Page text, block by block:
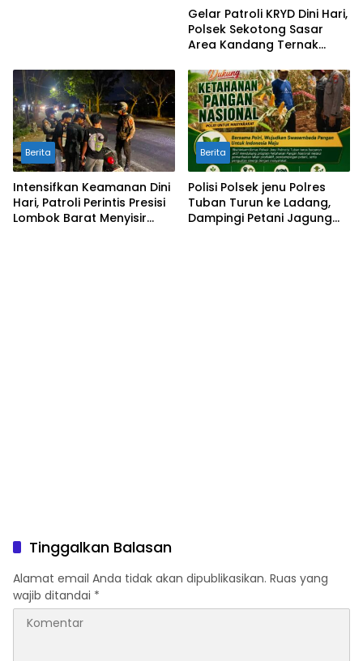
Gelar Patroli KRYD Dini Hari,
Polsek Sekotong Sasar
Area Kandang Ternak
Berita
Intensifkan Keamanan Dini
Hari, Patroli Perintis Presisi
Lombok Barat Menyisir
Berita
Polisi Polsek jenu Polres
Tuban Turun ke Ladang,
Dampingi Petani Jagung
Tinggalkan Balasan
Alamat email Anda tidak akan dipublikasikan. Ruas yang
wajib ditandai *